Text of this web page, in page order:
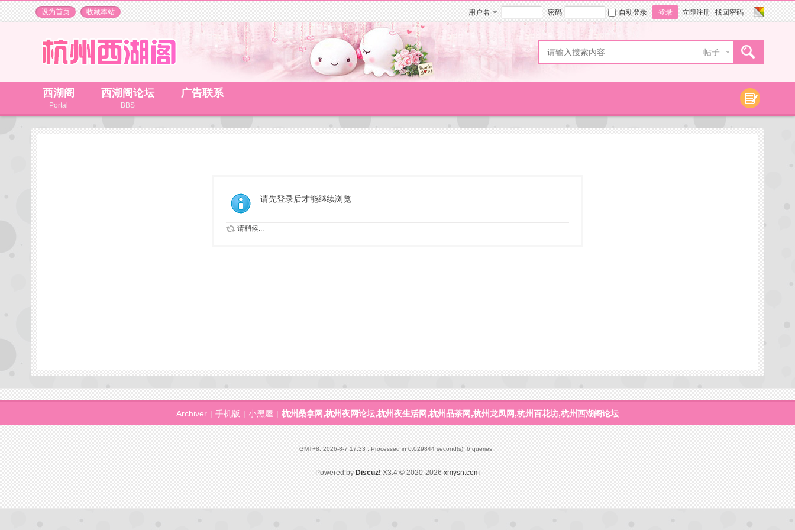
设为首页 收藏本站 用户名 密码 自动登录 登录 立即注册 找回密码
帖子
西湖阁
Portal
西湖阁论坛
BBS
广告联系
请先登录后才能继续浏览
请稍候...
Archiver | 手机版 | 小黑屋 | 杭州桑拿网,杭州夜网论坛,杭州夜生活网,杭州品茶网,杭州龙凤网,杭州百花坊,杭州西湖阁论坛
GMT+8, 2026-8-7 17:33 , Processed in 0.029844 second(s), 6 queries .
Powered by Discuz! X3.4 © 2020-2026 xmysn.com